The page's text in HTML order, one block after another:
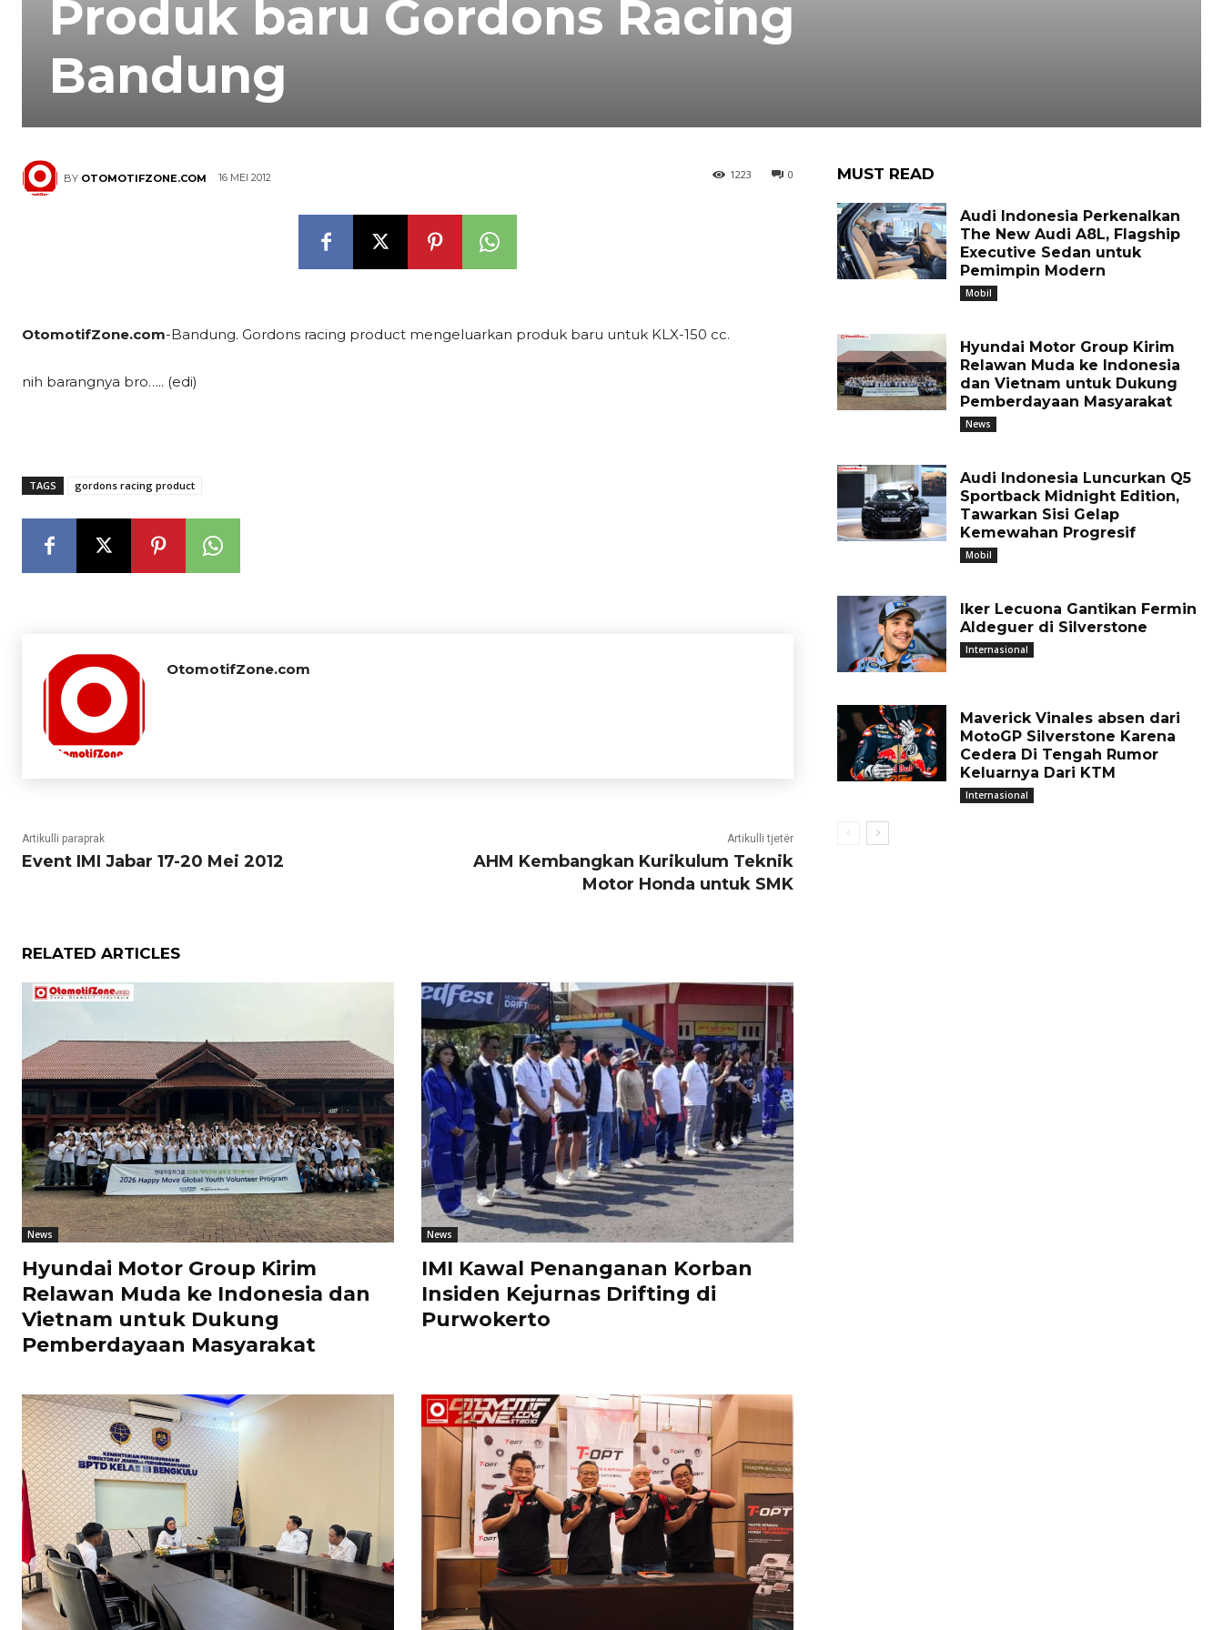
Produk baru Gordons Racing
Bandung
BY OTOMOTIFZONE.COM 16 MEI 2012 0
1223
OtomotifZone.com-Bandung. Gordons racing product mengeluarkan produk baru untuk KLX-150 cc.
nih barangnya bro….. (edi)
TAGS gordons racing product
OtomotifZone.com
Artikulli paraprak
Event IMI Jabar 17-20 Mei 2012
Artikulli tjetër
AHM Kembangkan Kurikulum Teknik
Motor Honda untuk SMK
RELATED ARTICLES
News
Hyundai Motor Group Kirim
Relawan Muda ke Indonesia dan
Vietnam untuk Dukung
Pemberdayaan Masyarakat
News
IMI Kawal Penanganan Korban
Insiden Kejurnas Drifting di
Purwokerto
MUST READ
Audi Indonesia Perkenalkan
The New Audi A8L, Flagship
Executive Sedan untuk
Pemimpin Modern
Mobil
Hyundai Motor Group Kirim
Relawan Muda ke Indonesia
dan Vietnam untuk Dukung
Pemberdayaan Masyarakat
News
Audi Indonesia Luncurkan Q5
Sportback Midnight Edition,
Tawarkan Sisi Gelap
Kemewahan Progresif
Mobil
Iker Lecuona Gantikan Fermin
Aldeguer di Silverstone
Internasional
Maverick Vinales absen dari
MotoGP Silverstone Karena
Cedera Di Tengah Rumor
Keluarnya Dari KTM
Internasional